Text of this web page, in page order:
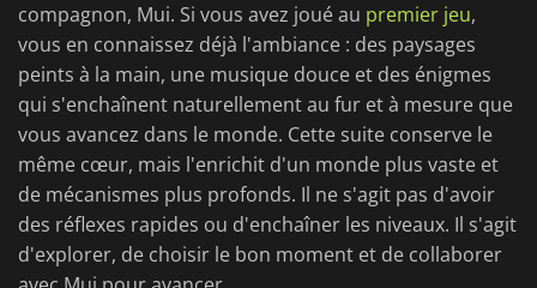
compagnon, Mui. Si vous avez joué au premier jeu,
vous en connaissez déjà l'ambiance : des paysages
peints à la main, une musique douce et des énigmes
qui s'enchaînent naturellement au fur et à mesure que
vous avancez dans le monde. Cette suite conserve le
même cœur, mais l'enrichit d'un monde plus vaste et
de mécanismes plus profonds. Il ne s'agit pas d'avoir
des réflexes rapides ou d'enchaîner les niveaux. Il s'agit
d'explorer, de choisir le bon moment et de collaborer